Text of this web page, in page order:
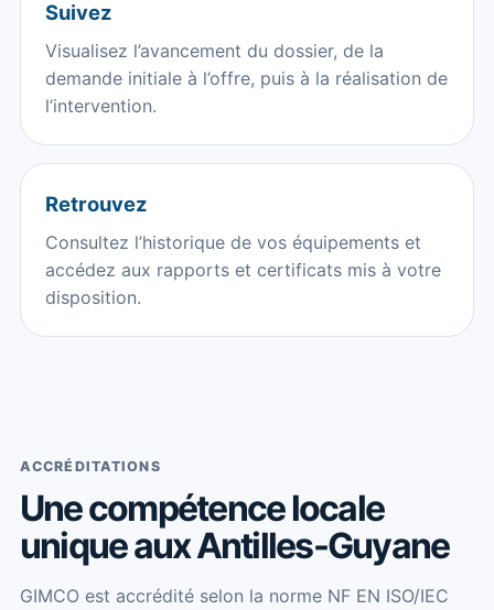
Suivez
Visualisez l’avancement du dossier, de la
demande initiale à l’offre, puis à la réalisation de
l’intervention.
Retrouvez
Consultez l’historique de vos équipements et
accédez aux rapports et certificats mis à votre
disposition.
ACCRÉDITATIONS
Une compétence locale
unique aux Antilles-Guyane
GIMCO est accrédité selon la norme NF EN ISO/IEC